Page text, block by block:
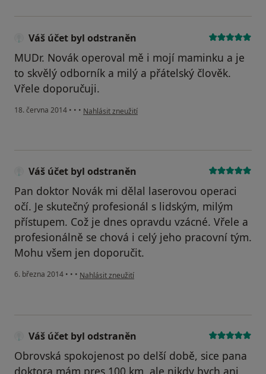
Váš účet byl odstraněn
MUDr. Novák operoval mě i mojí maminku a je
to skvělý odborník a milý a přátelský člověk.
Vřele doporučuji.
18. června 2014 • • • podle názoru uživatele Váš účet byl odstraněn
Nahlásit zneužití
Váš účet byl odstraněn
Pan doktor Novák mi dělal laserovou operaci
očí. Je skutečný profesionál s lidským, milým
přístupem. Což je dnes opravdu vzácné. Vřele a
profesionálně se chová i celý jeho pracovní tým.
Mohu všem jen doporučit.
6. března 2014 • • • podle názoru uživatele Váš účet byl odstraněn
Nahlásit zneužití
Váš účet byl odstraněn
Obrovská spokojenost po delší době, sice pana